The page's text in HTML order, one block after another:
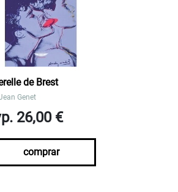
de Brest
Genet
26,00 €
comprar